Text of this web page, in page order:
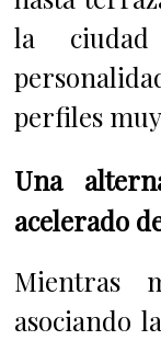
la
perfiles
Una
acelerado
Mientras
asociando